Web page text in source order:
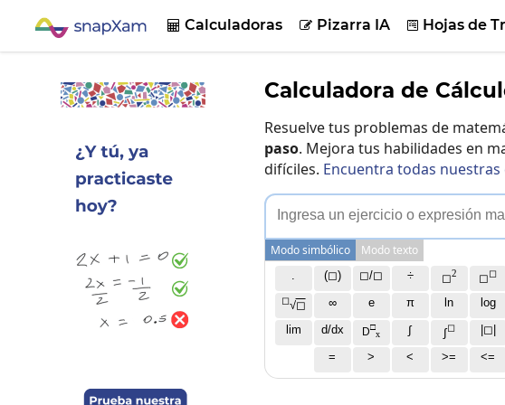
 Calculadoras  Pizarra IA  Hojas de
Calculadora de
Resuelve tus problemas de
paso. Mejora tus habilidades en
difíciles. Encuentra todas
ngresa un ejercicio o expresión ma
Modo simbólico Modo texto
(◻) ◻/◻ ÷ ◻2 ◻◻
◻√◻ ∞ e π ln log
lim d/dx D□
x ∫ ∫◻ |◻|
=
> < >= <=